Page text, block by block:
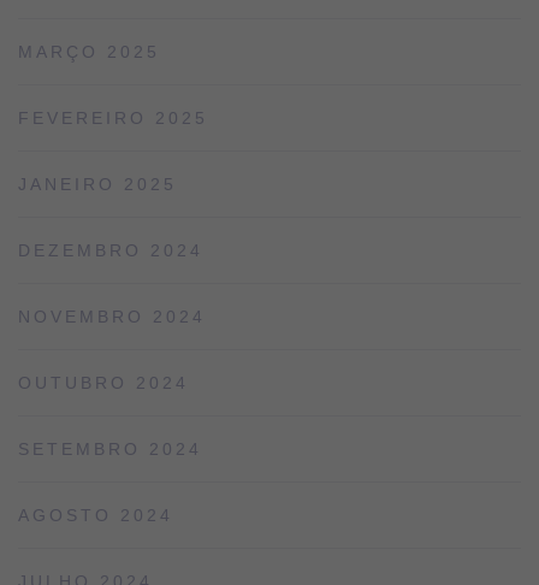
MARÇO 2025
FEVEREIRO 2025
JANEIRO 2025
DEZEMBRO 2024
NOVEMBRO 2024
OUTUBRO 2024
SETEMBRO 2024
AGOSTO 2024